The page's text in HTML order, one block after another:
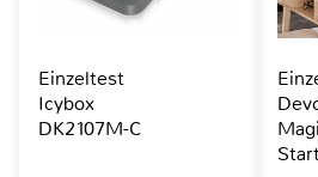
Einzeltest
Icybox
DK2107M-C